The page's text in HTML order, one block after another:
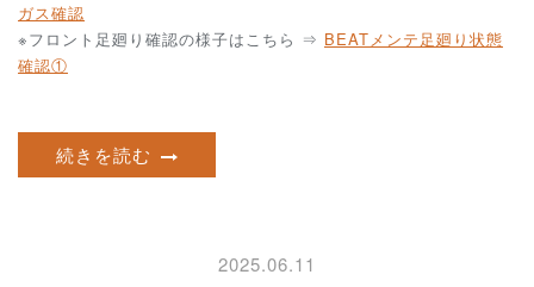
ガス確認
※フロント足廻り確認の様子はこちら ⇒ BEATメンテ足廻り状態
確認①
続きを読む
2025.06.11